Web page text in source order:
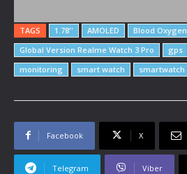
TAGS 1.78'' AMOLED Blood Oxygen
Global Version Realme Watch 3 Pro
gps
monitoring
smart watch smartwatch
Facebook X
Telegram Viber